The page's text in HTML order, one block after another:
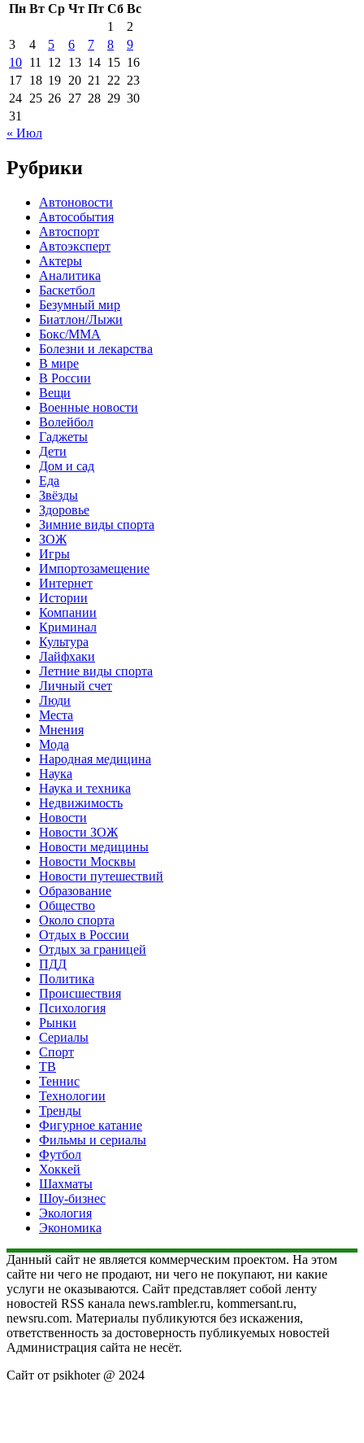
Пн Вт Ср Чт Пт Сб Вс
1
2
3
4 5 6 7 8
9
10 11 12 13 14 15 16
17 18 19 20 21 22 23
24 25 26 27 28 29 30
31
« Июл
Рубрики
Автоновости
Автособытия
Автоспорт
Автоэксперт
Актеры
Аналитика
Баскетбол
Безумный мир
Биатлон/Лыжи
Бокс/MMA
Болезни и лекарства
В мире
В России
Вещи
Военные новости
Волейбол
Гаджеты
Дети
Дом и сад
Еда
Звёзды
Здоровье
Зимние виды спорта
ЗОЖ
Игры
Импортозамещение
Интернет
Истории
Компании
Криминал
Культура
Лайфхаки
Летние виды спорта
Личный счет
Люди
Места
Мнения
Мода
Народная медицина
Наука
Наука и техника
Недвижимость
Новости
Новости ЗОЖ
Новости медицины
Новости Москвы
Новости путешествий
Образование
Общество
Около спорта
Отдых в России
Отдых за границей
ПДД
Политика
Происшествия
Психология
Рынки
Сериалы
Спорт
ТВ
Теннис
Технологии
Тренды
Фигурное катание
Фильмы и сериалы
Футбол
Хоккей
Шахматы
Шоу-бизнес
Экология
Экономика
Данный сайт не является коммерческим проектом. На этом
сайте ни чего не продают, ни чего не покупают, ни какие
услуги не оказываются. Сайт представляет собой ленту
новостей RSS канала news.rambler.ru, kommersant.ru,
newsru.com. Материалы публикуются без искажения,
ответственность за достоверность публикуемых новостей
Администрация сайта не несёт.
Сайт от psikhoter @ 2024